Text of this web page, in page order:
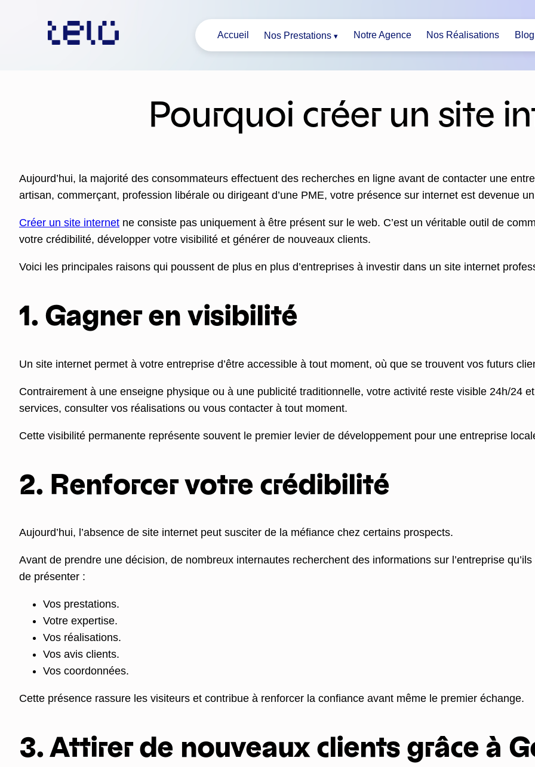
Accueil Nos Prestations Notre Agence Nos Réalisations Blog
Pourquoi créer un site
Aujourd’hui, la majorité des consommateurs effectuent des recherches en ligne avant de contacter une
artisan, commerçant, profession libérale ou dirigeant d’une PME, votre présence sur internet est devenue
Créer un site internet ne consiste pas uniquement à être présent sur le web. C’est un véritable outil de
votre crédibilité, développer votre visibilité et générer de nouveaux clients.
Voici les principales raisons qui poussent de plus en plus d’entreprises à investir dans un site internet
1. Gagner en visibilité
Un site internet permet à votre entreprise d’être accessible à tout moment, où que se trouvent vos futurs
Contrairement à une enseigne physique ou à une publicité traditionnelle, votre activité reste visible 24h/24
services, consulter vos réalisations ou vous contacter à tout moment.
Cette visibilité permanente représente souvent le premier levier de développement pour une entreprise
2. Renforcer votre crédibilité
Aujourd’hui, l’absence de site internet peut susciter de la méfiance chez certains prospects.
Avant de prendre une décision, de nombreux internautes recherchent des informations sur l’entreprise
de présenter :
Vos prestations.
Votre expertise.
Vos réalisations.
Vos avis clients.
Vos coordonnées.
Cette présence rassure les visiteurs et contribue à renforcer la confiance avant même le premier échange.
3. Attirer de nouveaux clients grâce à